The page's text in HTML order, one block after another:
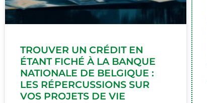
TROUVER UN CRÉDIT EN
ÉTANT FICHÉ À LA BANQUE
NATIONALE DE BELGIQUE :
LES RÉPERCUSSIONS SUR
VOS PROJETS DE VIE